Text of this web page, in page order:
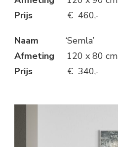
Prijs € 460,-
Naam ‘Semla’
Afmeting 120 x 80 cm
Prijs € 340,-